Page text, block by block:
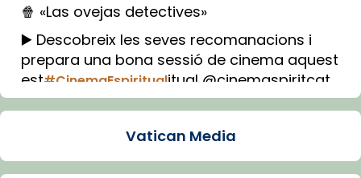
🍿 «Las ovejas detectives»
▶️ Descobreix les seves recomanacions i
prepara una bona sessió de cinema aquest
est#CinemaEspiritualitual @cinemaspiritcat
Imatge: Generada amb IA (OpenAI)
Vatican Media